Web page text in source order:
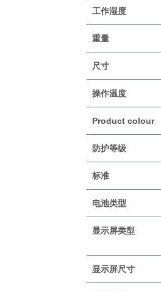
工作湿度
重量
尺寸
操作温度
Product colour
防护等级
标准
电池类型
显示屏类型
显示屏尺寸